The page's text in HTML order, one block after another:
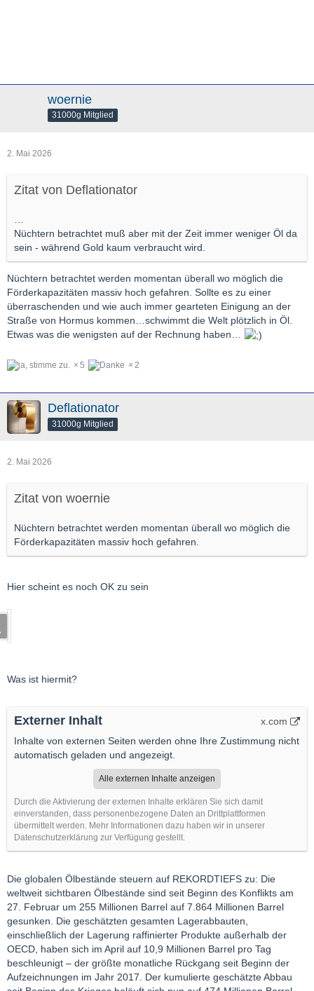
woernie
31000g Mitglied
2. Mai 2026
Zitat von Deflationator
Nüchtern betrachtet muß aber mit der Zeit immer weniger Öl da
sein - während Gold kaum verbraucht wird.
Nüchtern betrachtet werden momentan überall wo möglich die
Förderkapazitäten massiv hoch gefahren. Sollte es zu einer
überraschenden und wie auch immer gearteten Einigung an der
Straße von Hormus kommen…schwimmt die Welt plötzlich in Öl.
Etwas was die wenigsten auf der Rechnung haben…
5 2
Deflationator
31000g Mitglied
2. Mai 2026
Zitat von woernie
Nüchtern betrachtet werden momentan überall wo möglich die
Förderkapazitäten massiv hoch gefahren.
Hier scheint es noch OK zu sein
Was ist hiermit?
Externer Inhalt
x.com
Inhalte von externen Seiten werden ohne Ihre Zustimmung nicht
automatisch geladen und angezeigt.
Alle externen Inhalte anzeigen
Durch die Aktivierung der externen Inhalte erklären Sie sich damit
einverstanden, dass personenbezogene Daten an Drittplattformen
übermittelt werden. Mehr Informationen dazu haben wir in unserer
Datenschutzerklärung zur Verfügung gestellt.
Die globalen Ölbestände steuern auf REKORDTIEFS zu: Die
weltweit sichtbaren Ölbestände sind seit Beginn des Konflikts am
27. Februar um 255 Millionen Barrel auf 7.864 Millionen Barrel
gesunken. Die geschätzten gesamten Lagerabbauten,
einschließlich der Lagerung raffinierter Produkte außerhalb der
OECD, haben sich im April auf 10,9 Millionen Barrel pro Tag
beschleunigt – der größte monatliche Rückgang seit Beginn der
Aufzeichnungen im Jahr 2017. Der kumulierte geschätzte Abbau